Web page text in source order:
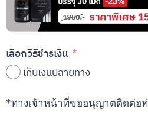
เลือกวิธีชำรเงิน
เก็บเงินปลายทาง
*ทางเจ้าหน้าที่ขออนุญาตติดต่อ